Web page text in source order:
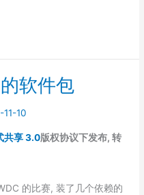
软件包
11-10
共享 3.0版权协议下发布, 转
的比赛, 装了几个依赖的